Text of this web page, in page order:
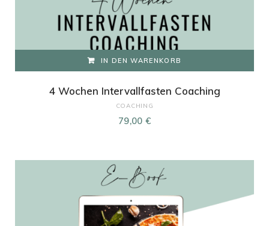
IN DEN WARENKORB
4 Wochen Intervallfasten Coaching
COACHING
79,00 €